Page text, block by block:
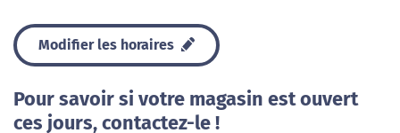
Modifier les horaires
Pour savoir si votre magasin est ouvert
ces jours, contactez-le !